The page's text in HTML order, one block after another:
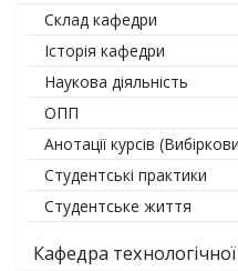
Склад кафедри
Історія кафедри
Наукова діяльність
ОПП
Анотації курсів
Студентські практики
Студентське життя
Кафедра